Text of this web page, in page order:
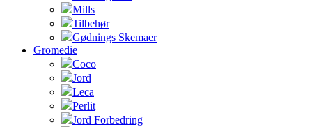
Mills
Tilbehør
Gødnings Skemaer
Gromedie
Coco
Jord
Leca
Perlit
Jord Forbedring